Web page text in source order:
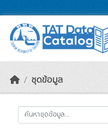
ชุดข้อมูล